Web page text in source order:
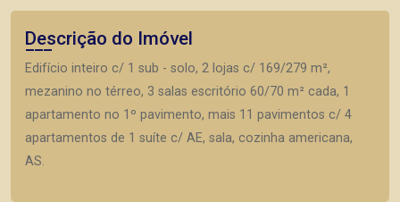
Descrição do Imóvel
Edifício inteiro c/ 1 sub - solo, 2 lojas c/ 169/279 m²,
mezanino no térreo, 3 salas escritório 60/70 m² cada, 1
apartamento no 1º pavimento, mais 11 pavimentos c/ 4
apartamentos de 1 suíte c/ AE, sala, cozinha americana,
AS.